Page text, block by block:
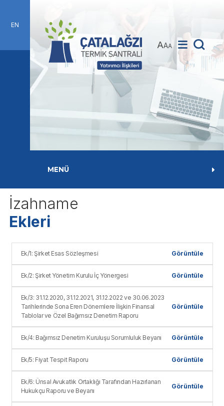
AAA
EN
MENÜ
İzahname
Ekleri
Ek/1: Şirket Esas Sözleşmesi Görüntüle
Ek/2: Şirket Yönetim Kurulu İç Yönergesi Görüntüle
Ek/3: 31.12.2020, 31.12.2021, 31.12.2022 ve 30.06.2023
Tarihlerinde Sona Eren Dönemlere İlişkin Finansal
Tablolar ve Özel Bağımsız Denetim Raporu
Görüntüle
Ek/4: Bağımsız Denetim Kuruluşu Sorumluluk Beyanı Görüntüle
Ek/5: Fiyat Tespit Raporu Görüntüle
Ek/6: Ünsal Avukatlık Ortaklığı Tarafından Hazırlanan
Hukukçu Raporu ve Beyanı
Görüntüle